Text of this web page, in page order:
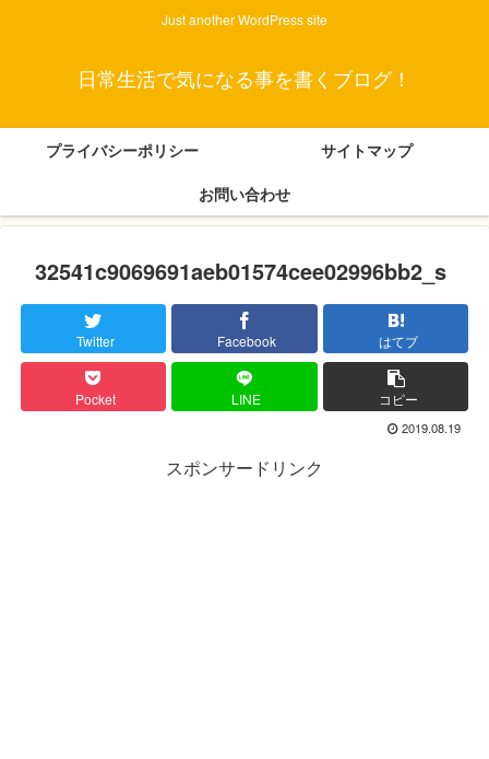
Just another WordPress site
日常生活で気になる事を書くブログ！
プライバシーポリシー
サイトマップ
お問い合わせ
32541c9069691aeb01574cee02996bb2_s
Twitter Facebook はてブ
Pocket LINE コピー
2019.08.19
スポンサードリンク